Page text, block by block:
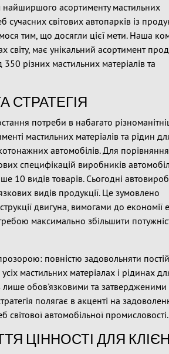
найширшого асортименту мастильних
сучасних світових автопарків із
тим, що досягли цієї мети. Наша
має унікальний асортимент
різних мастильних матеріалів та
СТРАТЕГІЯ
потреби в набагато
мастильних матеріалів та рідин
автомобілів. Для
специфікацій виробників
10 видів товарів. Сьогодні
видів продукції. Це зумовлено
двигуна, вимогами до економії
максимально збільшити
повністю задовольняти
мастильних матеріалах і рідинах
лише обов'язковими та затвердженими
полягає в акценті на
світової автомобільної промисловості.
ЦІННОСТІ ДЛЯ